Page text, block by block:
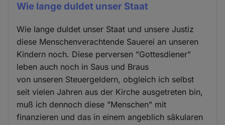
Wie lange duldet unser Staat
Wie lange duldet unser Staat und unsere Justiz
diese Menschenverachtende Sauerei an unseren
Kindern noch. Diese perversen "Gottesdiener"
leben auch noch in Saus und Braus
von unseren Steuergeldern, obgleich ich selbst
seit vielen Jahren aus der Kirche ausgetreten bin,
muß ich dennoch diese "Menschen" mit
finanzieren und das in einem angeblich säkularen